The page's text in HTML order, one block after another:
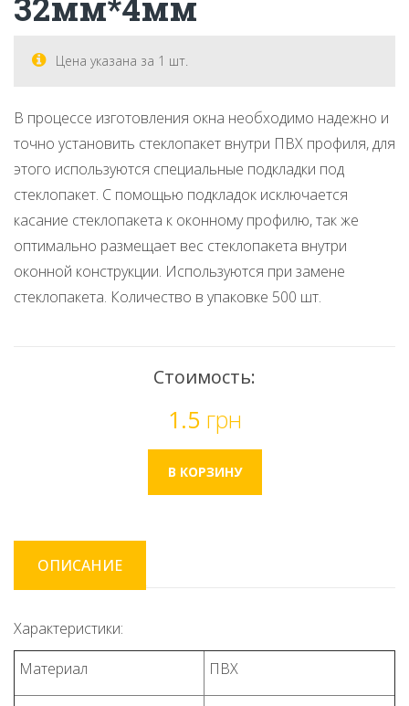
Цена указана за 1 шт.
В процессе изготовления окна необходимо надежно и
точно установить стеклопакет внутри ПВХ профиля, для
этого используются специальные подкладки под
стеклопакет. С помощью подкладок исключается
касание стеклопакета к оконному профилю, так же
оптимально размещает вес стеклопакета внутри
оконной конструкции. Используются при замене
стеклопакета. Количество в упаковке 500 шт.
Стоимость:
1.5 грн
ОПИСАНИЕ
Характеристики:
Материал
ПВХ